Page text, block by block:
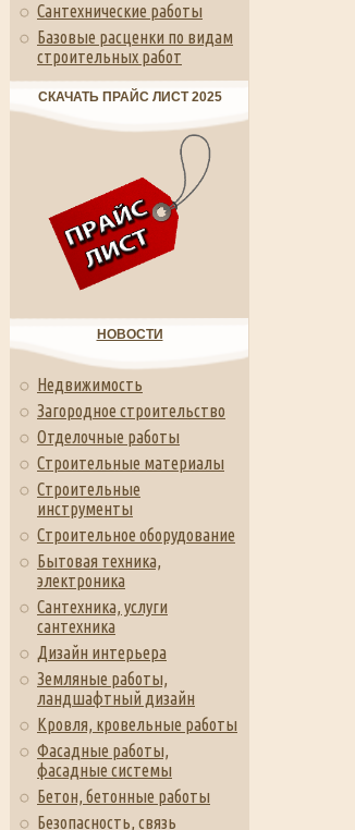
Сантехнические работы
Базовые расценки по видам
строительных работ
СКАЧАТЬ ПРАЙС ЛИСТ 2025
НОВОСТИ
Недвижимость
Загородное строительство
Отделочные работы
Строительные материалы
Строительные
инструменты
Строительное оборудование
Бытовая техника,
электроника
Сантехника, услуги
сантехника
Дизайн интерьера
Земляные работы,
ландшафтный дизайн
Кровля, кровельные работы
Фасадные работы,
фасадные системы
Бетон, бетонные работы
Безопасность, связь